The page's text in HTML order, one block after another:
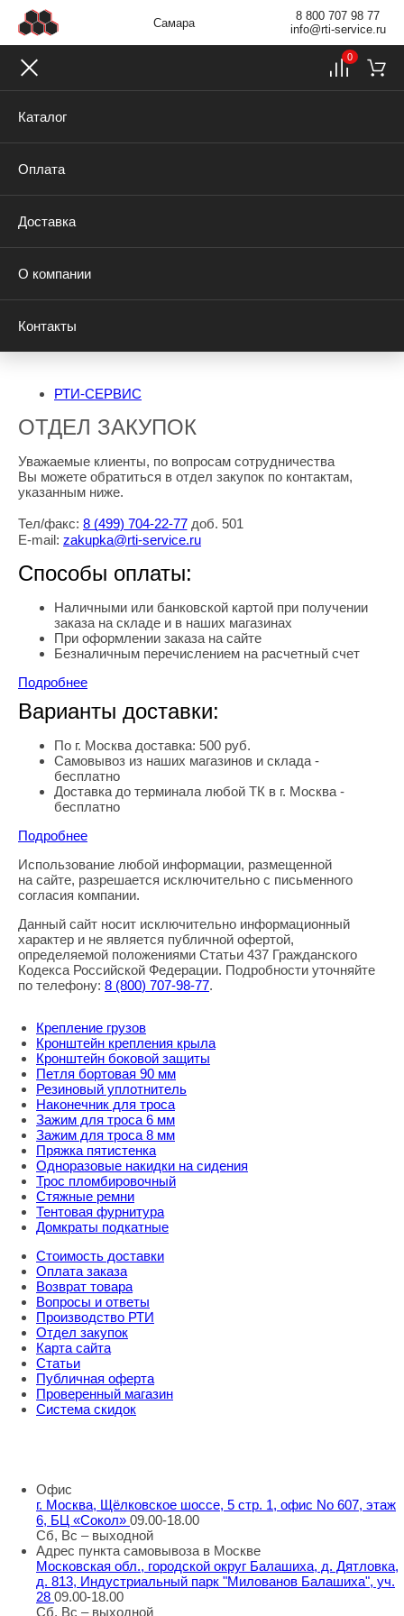
Самара
8 800 707 98 77
info@rti-service.ru
Каталог
Оплата
Доставка
О компании
Контакты
0
РТИ-СЕРВИС
ОТДЕЛ ЗАКУПОК
Уважаемые клиенты, по вопросам сотрудничества
Вы можете обратиться в отдел закупок по контактам,
указанным ниже.
Тел/факс: 8(499) 704-22-77доб. 501
E-mail: zakupka@rti-service.ru
Способы оплаты:
Наличными или банковской картой при получении
заказа на складе и в наших магазинах
При оформлении заказа на сайте
Безналичным перечислением на расчетный счет
Подробнее
Варианты доставки:
По г. Москва доставка: 500 руб.
Самовывоз из наших магазинов и склада -
бесплатно
Доставка до терминала любой ТК в г. Москва -
бесплатно
Подробнее
Правовая информация
Использование любой информации, размещенной
на сайте, разрешается исключительно с письменного
согласия компании.
Данный сайт носит исключительно информационный
характер и не является публичной офертой,
определяемой положениями Статьи 437 Гражданского
Кодекса Российской Федерации. Подробности уточняйте
по телефону: 8 (800) 707-98-77.
Крепление грузов
Кронштейн крепления крыла
Кронштейн боковой защиты
Петля бортовая 90 мм
Резиновый уплотнитель
Наконечник для троса
Зажим для троса 6 мм
Зажим для троса 8 мм
Пряжка пятистенка
Одноразовые накидки на сидения
Трос пломбировочный
Стяжные ремни
Тентовая фурнитура
Домкраты подкатные
Стоимость доставки
Оплата заказа
Возврат товара
Вопросы и ответы
Производство РТИ
Отдел закупок
Карта сайта
Статьи
Публичная оферта
Проверенный магазин
Система скидок
Офис
г. Москва, Щёлковское шоссе, 5 стр. 1, офис No 607, этаж
6, БЦ «Сокол» 09.00-18.00
Сб, Вс – выходной
Адрес пункта самовывоза в Москве
Московская обл., городской округ Балашиха, д. Дятловка,
д. 813, Индустриальный парк "Милованов Балашиха", уч.
28 09.00-18.00
Сб, Вс – выходной